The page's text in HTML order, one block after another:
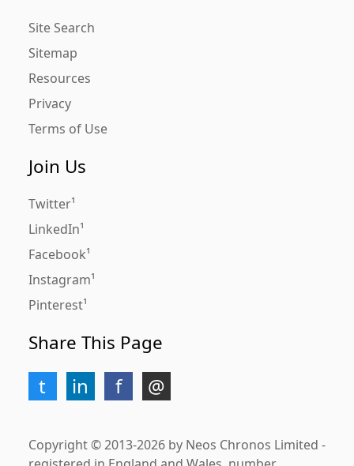
Site Search
Sitemap
Resources
Privacy
Terms of Use
Join Us
Twitter
LinkedIn
Facebook
Instagram
Pinterest
Share This Page
Copyright © 2013-2026 by Neos Chronos Limited -